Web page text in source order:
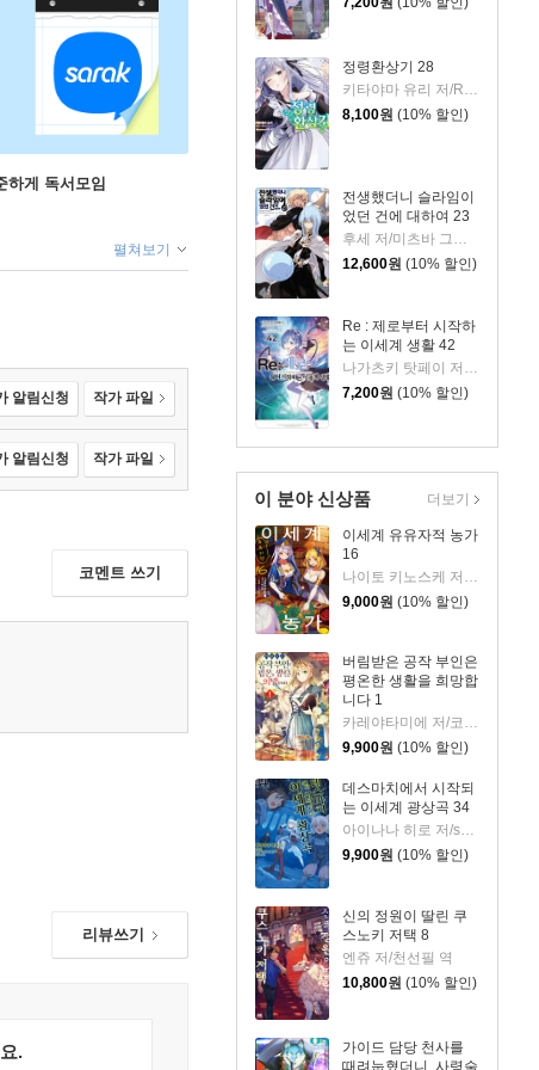
정령환상기 28
8,100원 (10% 할인)
전생했더니 슬라임이
었던 건에 대하여 23
후세 저/미츠바 그림/이소정 역
12,600원 (10% 할인)
Re : 제로부터 시작하
는 이세계 생활 42
7,200원 (10% 할인)
이 분야 신상품
이세계 유유자적 농가
16
나이토 키노스케 저/야스모 그림/JYH 역
9,000원 (10% 할인)
버림받은 공작 부인은
평온한 생활을 희망합
니다 1
카레야타미에 저/코마다 하치 그림
9,900원 (10% 할인)
데스마치에서 시작되
는 이세계 광상곡 34
아이나나 히로 저/shri,나가하마 메구미 그림/박경용 역
9,900원 (10% 할인)
신의 정원이 딸린 쿠
스노키 저택 8
엔쥬 저/천선필 역
10,800원 (10% 할인)
가이드 담당 천사를
때려눕혔더니, 사령술
더보기
하게 독서모임
펼쳐보기
알림신청 작가 파일
알림신청 작가 파일
코멘트 쓰기
리뷰쓰기
.